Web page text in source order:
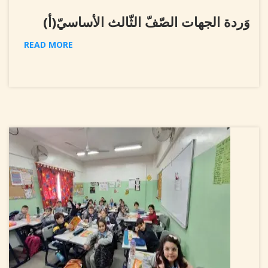
وَردة الجهات الصّفّ الثّالث الأساسيّ(أ)
READ MORE